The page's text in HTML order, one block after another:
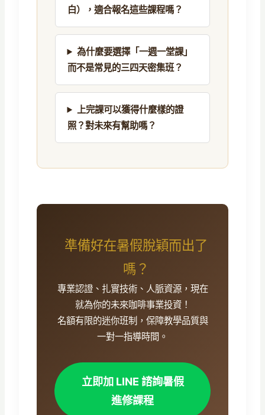
白），適合報名這些課程嗎？
為什麼要選擇「一週一堂課」
而不是常見的三四天密集班？
上完課可以獲得什麼樣的證
照？對未來有幫助嗎？
準備好在暑假脫穎而出了
嗎？
專業認證、扎實技術、人脈資源，現在
就為你的未來咖啡事業投資！
名額有限的迷你班制，保障教學品質與
一對一指導時間。
立即加 LINE 諮詢暑假
進修課程